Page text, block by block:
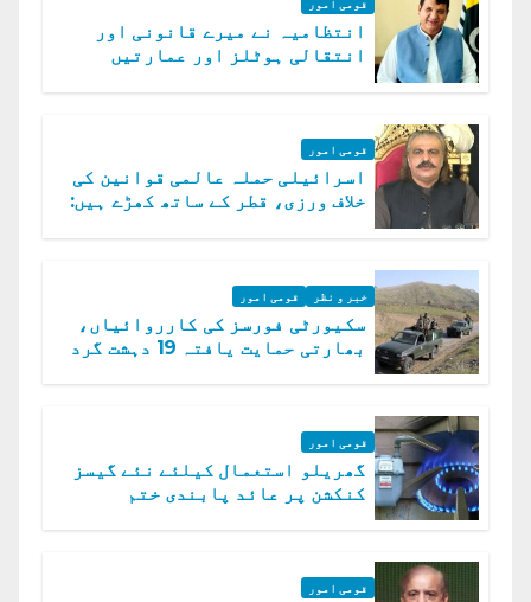
قومی امور
انتظامیہ نے میرے قانونی اور
انتقالی ہوٹلز اور عمارتیں
قومی امور
اسرائیلی حملہ عالمی قوانین کی
خلاف ورزی، قطر کے ساتھ کھڑے ہیں:
خبر و نظر قومی امور
سکیورٹی فورسز کی کارروائیاں،
بھارتی حمایت یافتہ 19 دہشت گرد
قومی امور
گھریلو استعمال کیلئے نئے گیسز
کنکشن پر عائد پابندی ختم
قومی امور